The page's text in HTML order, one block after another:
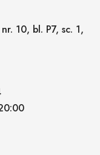
10, bl. P7, sc. 1,